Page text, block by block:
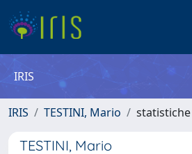
IRIS
IRIS TESTINI, Mario
TESTINI, Mario